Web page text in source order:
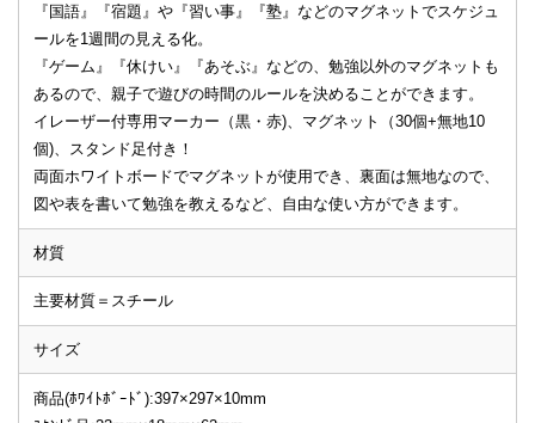
『国語』『宿題』や『習い事』『塾』などのマグネットでスケジュ
ールを1週間の見える化。
『ゲーム』『休けい』『あそぶ』などの、勉強以外のマグネットも
あるので、親子で遊びの時間のルールを決めることができます。
イレーザー付専用マーカー（黒・赤)、マグネット（30個+無地10
個)、スタンド足付き！
両面ホワイトボードでマグネットが使用でき、裏面は無地なので、
図や表を書いて勉強を教えるなど、自由な使い方ができます。
材質
主要材質＝スチール
サイズ
商品(ﾎﾜｲﾄﾎﾞｰﾄﾞ):397×297×10mm